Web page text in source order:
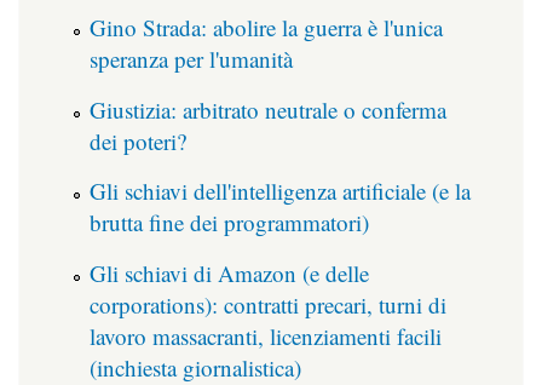
Gino Strada: abolire la guerra è l'unica
speranza per l'umanità
Giustizia: arbitrato neutrale o conferma
dei poteri?
Gli schiavi dell'intelligenza artificiale (e la
brutta fine dei programmatori)
Gli schiavi di Amazon (e delle
corporations): contratti precari, turni di
lavoro massacranti, licenziamenti facili
(inchiesta giornalistica)